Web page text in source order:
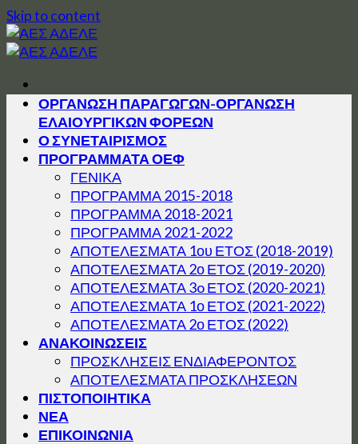
Skip to content
ΟΡΓΑΝΩΣΗ ΠΑΡΑΓΩΓΩΝ-ΟΡΓΑΝΩΣΗ
ΕΛΑΙΟΥΡΓΙΚΩΝ ΦΟΡΕΩΝ
Ο ΣΥΝΕΤΑΙΡΙΣΜΟΣ
ΠΡΟΓΡΑΜΜΑΤΑ ΟΕΦ
ΓΕΝΙΚΑ
ΠΡΟΓΡΑΜΜΑ 2015-2018
ΠΡΟΓΡΑΜΜΑ 2018-2021
ΠΡΟΓΡΑΜΜΑ 2021-2022
ΑΠΟΤΕΛΕΣΜΑΤΑ 1ου ΕΤΟΣ (2018-2019)
ΑΠΟΤΕΛΕΣΜΑΤΑ 2ο ΕΤΟΣ (2019-2020)
ΑΠΟΤΕΛΕΣΜΑΤΑ 3o ΕΤΟΣ (2020-2021)
ΑΠΟΤΕΛΕΣΜΑΤΑ 1ο ΕΤΟΣ (2021-2022)
ΑΠΟΤΕΛΕΣΜΑΤΑ 2ο ΕΤΟΣ (2022)
ΑΝΑΚΟΙΝΩΣΕΙΣ
ΠΡΟΣΚΛΗΣΕΙΣ ΕΝΔΙΑΦΕΡΟΝΤΟΣ
ΑΠΟΤΕΛΕΣΜΑΤΑ ΠΡΟΣΚΛΗΣΕΩΝ
ΠΙΣΤΟΠΟΙΗΤΙΚΑ
ΝΕΑ
ΕΠΙΚΟΙΝΩΝΙΑ